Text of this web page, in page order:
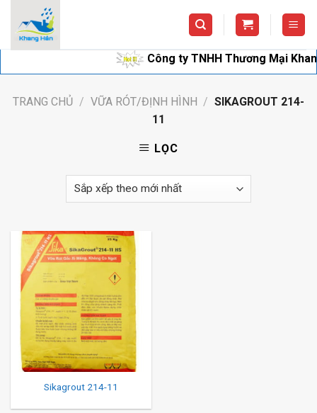
content
Công ty TNHH Thương Mại
TRANG CHỦ / VỮA RÓT/ĐỊNH HÌNH / SIKAGROUT 214-
11
LỌC
Sikagrout 214-11